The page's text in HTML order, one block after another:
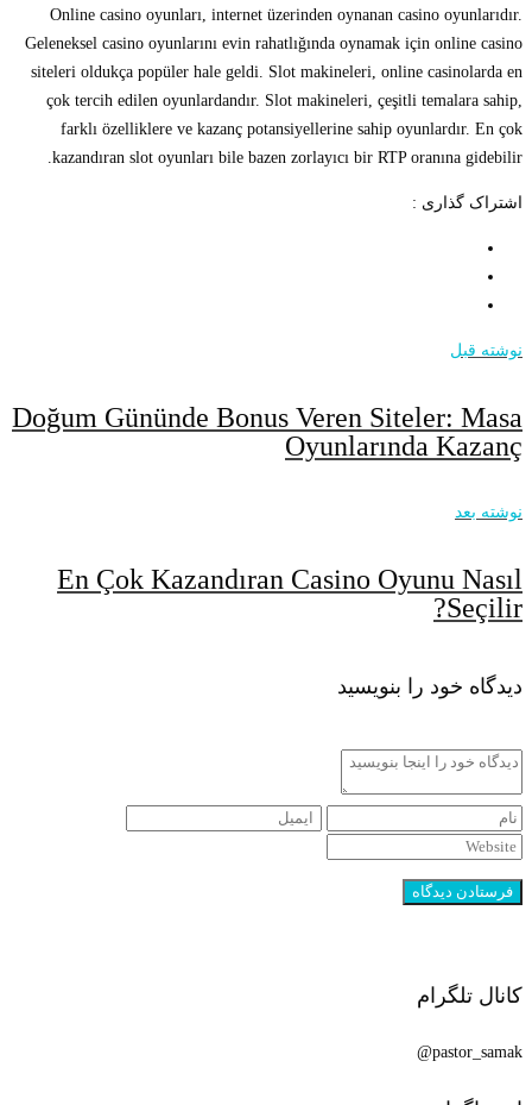
Online casino oyunları, internet üzerinden oynanan casino oyunlarıdır.
Geleneksel casino oyunlarını evin rahatlığında oynamak için online casino
siteleri oldukça popüler hale geldi. Slot makineleri, online casinolarda en
çok tercih edilen oyunlardandır. Slot makineleri, çeşitli temalara sahip,
farklı özelliklere ve kazanç potansiyellerine sahip oyunlardır. En çok
kazandıran slot oyunları bile bazen zorlayıcı bir RTP oranına gidebilir.
اشتراک گذاری :
نوشته قبل
Doğum Gününde Bonus Veren Siteler: Masa
Oyunlarında Kazanç
نوشته بعد
En Çok Kazandıran Casino Oyunu Nasıl
Seçilir?
دیدگاه خود را بنویسید
کانال تلگرام
pastor_samak@